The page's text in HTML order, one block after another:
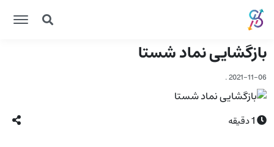
بازگشایی نماد شستا
2021-11-06
.
1دقیقه